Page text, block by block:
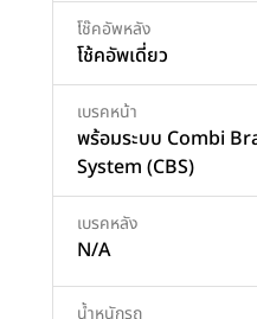
โช๊คอัพหลัง
โช้คอัพเดี่ยว
เบรคหน้า
พร้อมระบบ Combi
System (CBS)
เบรคหลัง
N/A
น้ำหนักรถ